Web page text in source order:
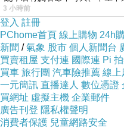
受
3 小時前
登入 註冊
PChome首頁 線上購物 24h
新聞 /氣象 股市 個人新聞台
買賣租屋 支付連 國際連 Pi
買車 旅行團 汽車險推薦 線上
一元簡訊 直播達人 數位憑證
買網址 虛擬主機 企業郵件
廣告刊登 隱私權聲明
消費者保護 兒童網路安全